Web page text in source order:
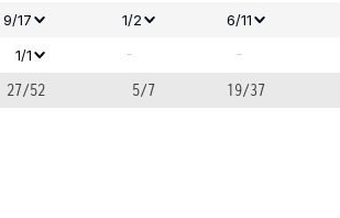
9/17 1/2 6/11
1/1 -
-
27/52 5/7 19/37